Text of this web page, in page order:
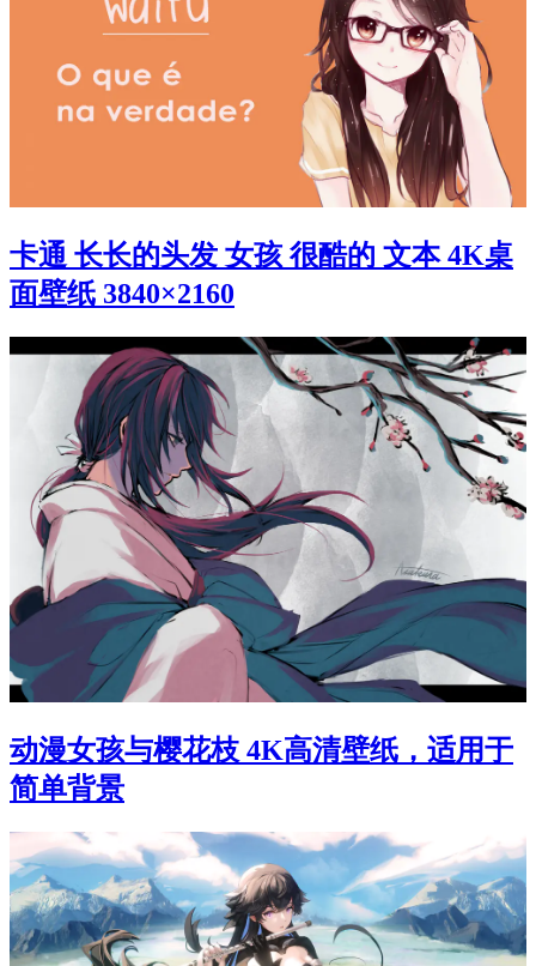
卡通 长长的头发 女孩 很酷的 文本 4K桌
面壁纸 3840×2160
动漫女孩与樱花枝 4K高清壁纸，适用于
简单背景